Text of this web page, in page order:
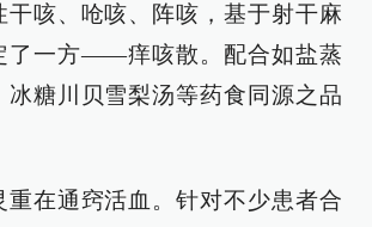
干咳、呛咳、阵咳，基于射干麻
了一方——痒咳散。配合如盐蒸
冰糖川贝雪梨汤等药食同源之品
重在通窍活血。针对不少患者合